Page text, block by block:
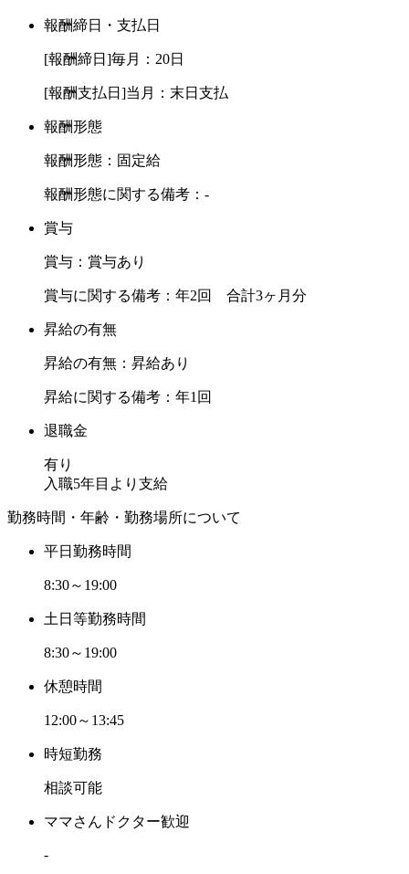
報酬締日・支払日
[報酬締日]毎月：20日
[報酬支払日]当月：末日支払
報酬形態
報酬形態：固定給
報酬形態に関する備考：-
賞与
賞与：賞与あり
賞与に関する備考：年2回 合計3ヶ月分
昇給の有無
昇給の有無：昇給あり
昇給に関する備考：年1回
退職金
有り
入職5年目より支給
勤務時間・年齢・勤務場所について
平日勤務時間
8:30～19:00
土日等勤務時間
8:30～19:00
休憩時間
12:00～13:45
時短勤務
相談可能
ママさんドクター歓迎
-